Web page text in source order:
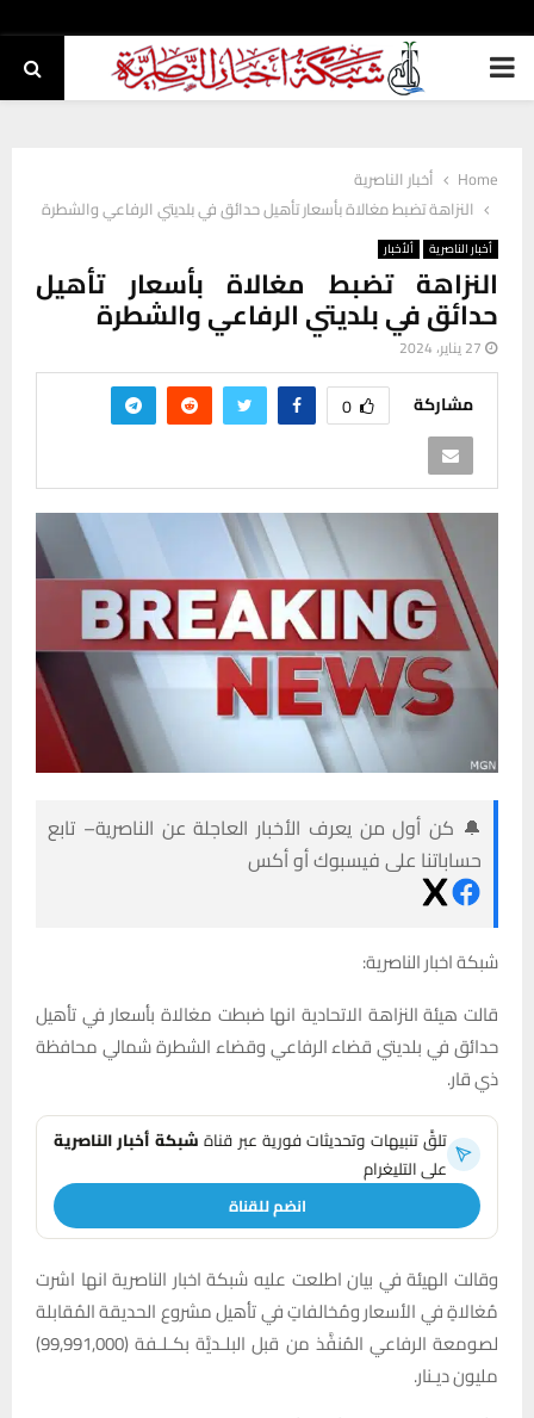
PRIMARY
Home
أخبار الناصرية
النزاهة تضبط مغالاة بأسعار تأهيل حدائق في بلديتي الرفاعي والشطرة
أخبار الناصرية ألأخبار
النزاهة تضبط مغالاة بأسعار تأهيل
حدائق في بلديتي الرفاعي والشطرة
27 يناير، 2024
مشاركة 0
🔔 كن أول من يعرف الأخبار العاجلة عن الناصرية– تابع
حساباتنا على فيسبوك أو أكس
شبكة اخبار الناصرية:
قالت هيئة النزاهة الاتحادية انها ضبطت مغالاة بأسعار في تأهيل
حدائق في بلديتي قضاء الرفاعي وقضاء الشطرة شمالي محافظة
ذي قار.
تلقَّ تنبيهات وتحديثات فورية عبر قناةشبكة أخبار الناصرية
على التليغرام
انضم للقناة
وقالت الهيئة في بيان اطلعت عليه شبكة اخبار الناصرية انها اشرت
مُغالاةٍ في الأسعار ومُخالفاتٍ في تأهيل مشروع الحديقة المُقابلة
لصومعة الرفاعي المُنفَّذ من قبل البلـديَّة بكـلـفة (99,991,000)
مليون ديـنار.